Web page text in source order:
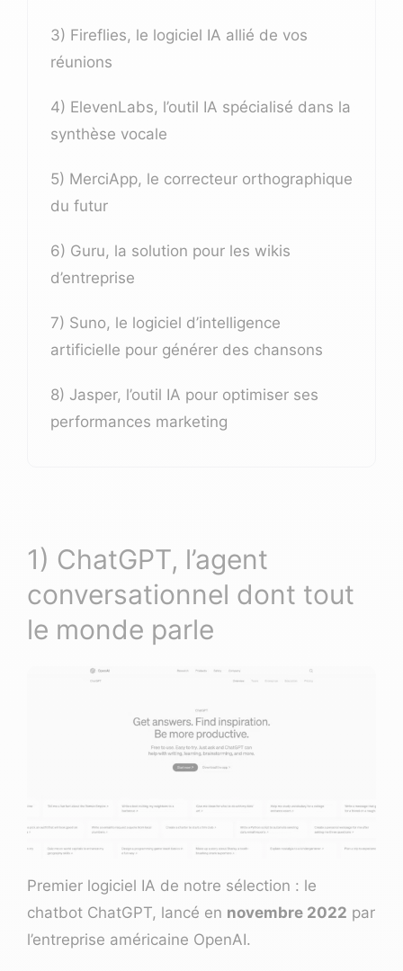
3) Fireflies, le logiciel IA allié de vos
réunions
4) ElevenLabs, l’outil IA spécialisé dans la
synthèse vocale
5) MerciApp, le correcteur orthographique
du futur
6) Guru, la solution pour les wikis
d’entreprise
7) Suno, le logiciel d’intelligence
artificielle pour générer des chansons
8) Jasper, l’outil IA pour optimiser ses
performances marketing
1) ChatGPT, l’agent
conversationnel dont tout
le monde parle
Premier logiciel IA de notre sélection : le
chatbot ChatGPT, lancé en novembre 2022 par
l’entreprise américaine OpenAI.